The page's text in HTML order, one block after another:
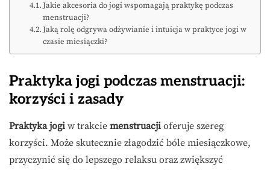
Jakie akcesoria do jogi wspomagają praktykę podczas
menstruacji?
Jaką rolę odgrywa odżywianie i intuicja w praktyce jogi w
czasie miesiączki?
Praktyka jogi podczas menstruacji:
korzyści i zasady
Praktyka jogi w trakcie menstruacji oferuje szereg
korzyści. Może skutecznie złagodzić bóle miesiączkowe,
przyczynić się do lepszego relaksu oraz zwiększyć